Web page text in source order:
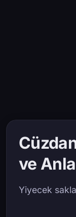
ve
Yiyecek